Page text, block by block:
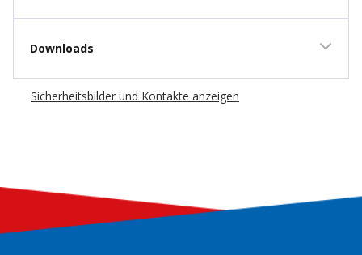
Downloads
Sicherheitsbilder und Kontakte anzeigen